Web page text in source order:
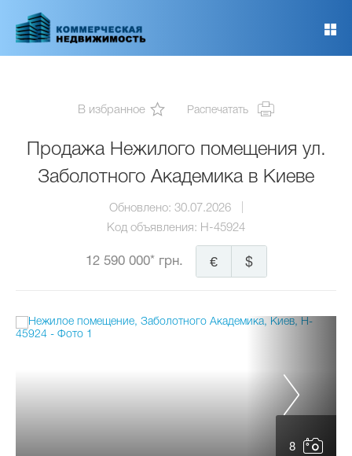
основному
В избранное Распечатать
Продажа Нежилого помещения ул.
Заболотного Академика в Киеве
Обновлено: 30.07.2026
Код объявления: H-45924
12 590 000* грн. $
€
8